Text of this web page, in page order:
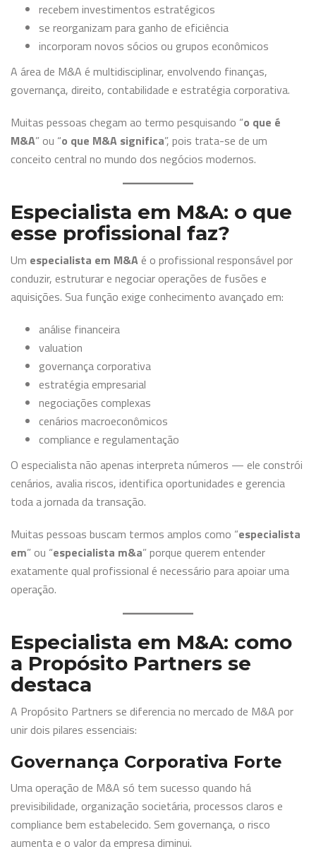
recebem investimentos estratégicos
se reorganizam para ganho de eficiência
incorporam novos sócios ou grupos econômicos
A área de M&A é multidisciplinar, envolvendo finanças,
governança, direito, contabilidade e estratégia corporativa.
Muitas pessoas chegam ao termo pesquisando “o que é
M&A” ou “o que M&A significa”, pois trata-se de um
conceito central no mundo dos negócios modernos.
Especialista em M&A: o que
esse profissional faz?
Um especialista em M&Aé o profissional responsável por
conduzir, estruturar e negociar operações de fusões e
aquisições. Sua função exige conhecimento avançado em:
análise financeira
valuation
governança corporativa
estratégia empresarial
negociações complexas
cenários macroeconômicos
compliance e regulamentação
O especialista não apenas interpreta números — ele constrói
cenários, avalia riscos, identifica oportunidades e gerencia
toda a jornada da transação.
Muitas pessoas buscam termos amplos como “especialista
em” ou “especialista m&a” porque querem entender
exatamente qual profissional é necessário para apoiar uma
operação.
Especialista em M&A: como
a Propósito Partners se
destaca
A Propósito Partners se diferencia no mercado de M&A por
unir dois pilares essenciais:
Governança Corporativa Forte
Uma operação de M&A só tem sucesso quando há
previsibilidade, organização societária, processos claros e
compliance bem estabelecido. Sem governança, o risco
aumenta e o valor da empresa diminui.